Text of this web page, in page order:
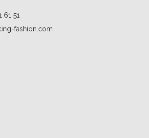
61 51
fashion.com